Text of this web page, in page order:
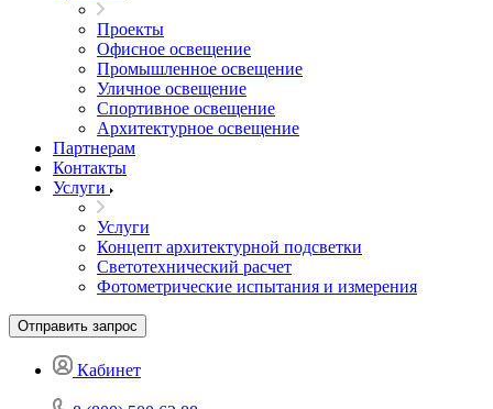
Проекты
Офисное освещение
Промышленное освещение
Уличное освещение
Спортивное освещение
Архитектурное освещение
Партнерам
Контакты
Услуги
Услуги
Концепт архитектурной подсветки
Светотехнический расчет
Фотометрические испытания и измерения
Отправить запрос
Кабинет